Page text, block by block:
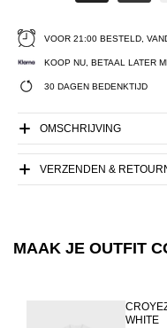
VOOR 21:00 BESTELD,
KOOP NU, BETAAL LATER
30 DAGEN BEDENKTIJD
OMSCHRIJVING
VERZENDEN &
MAAK JE OUTFIT
WHITE